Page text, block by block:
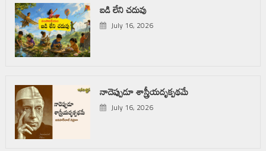
బడి లేని చదువు
July 16, 2026
నాదెప్పుడూ శాస్త్రీయదృక్పథమే
July 16, 2026